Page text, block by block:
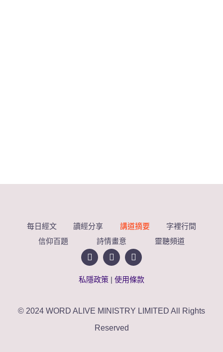
每日經文 讀經分享 講道摘要
字裡行間
信仰百題
詩情畫意 靈聽頻道
私隱政策 | 使用條款
© 2024 WORD ALIVE MINISTRY LIMITED All Rights
Reserved